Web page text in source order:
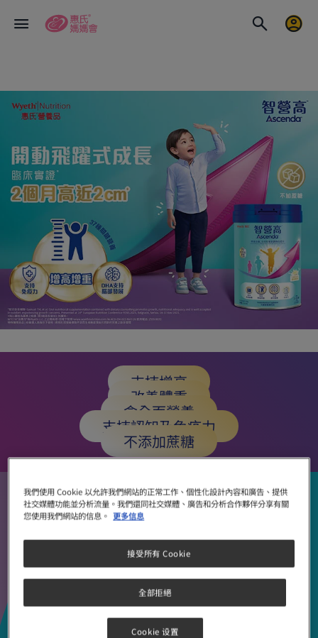
支持增高
改善體重
含全面營養
支持認知及免疫力
不添加蔗糖
唔想身高體重落後同齡，
但一直都找不到解決方法?
唔長高 無自信?
唔長肉?
抵抗力弱 容易病?
我們使用 Cookie 以允許我們網站的正常工作、個性化設計內容和廣告、提供
社交媒體功能並分析流量。我們還同社交媒體、廣告和分析合作夥伴分享有關
您使用我們網站的信息。 更多信息
全部拒絕
接受所有 Cookie
Cookie 设置